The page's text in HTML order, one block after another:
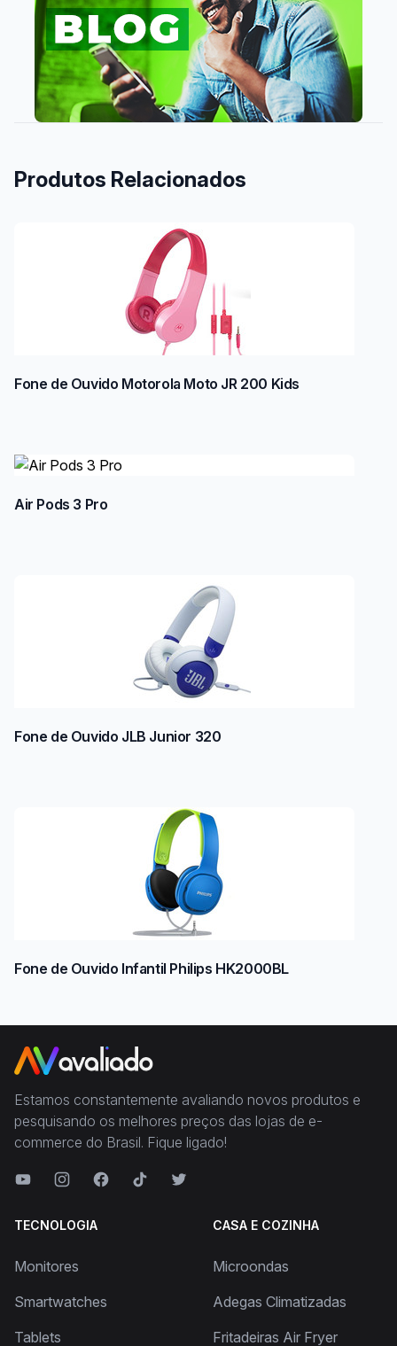
Produtos Relacionados
Fone de Ouvido Motorola Moto JR 200 Kids
Air Pods 3 Pro
Fone de Ouvido JLB Junior 320
Fone de Ouvido Infantil Philips HK2000BL
Estamos constantemente avaliando novos produtos e
pesquisando os melhores preços das lojas de e-
commerce do Brasil. Fique ligado!
TECNOLOGIA
Monitores
Smartwatches
Tablets
CASA E COZINHA
Microondas
Adegas Climatizadas
Fritadeiras Air Fryer